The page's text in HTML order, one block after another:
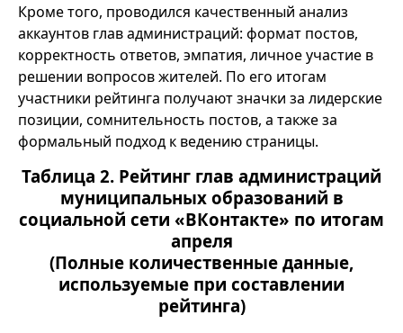
Кроме того, проводился качественный анализ
аккаунтов глав администраций: формат постов,
корректность ответов, эмпатия, личное участие в
решении вопросов жителей. По его итогам
участники рейтинга получают значки за лидерские
позиции, сомнительность постов, а также за
формальный подход к ведению страницы.
Таблица 2. Рейтинг глав администраций
муниципальных образований в
социальной сети «ВКонтакте» по итогам
апреля
(Полные количественные данные,
используемые при составлении
рейтинга)